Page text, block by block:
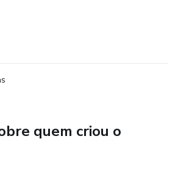
do seu sucesso.
você será capaz de criar uma
que irão transformar sua vida de
começando agora ou já está no
quem criou o